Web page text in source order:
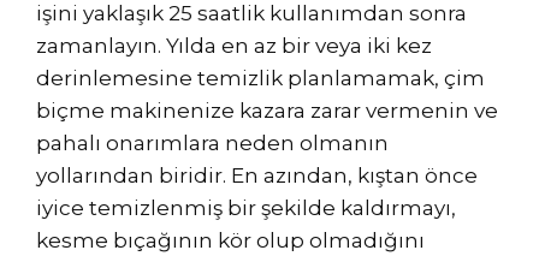
işini yaklaşık 25 saatlik kullanımdan sonra
zamanlayın. Yılda en az bir veya iki kez
derinlemesine temizlik planlamamak, çim
biçme makinenize kazara zarar vermenin ve
pahalı onarımlara neden olmanın
yollarından biridir. En azından, kıştan önce
iyice temizlenmiş bir şekilde kaldırmayı,
kesme bıçağının kör olup olmadığını